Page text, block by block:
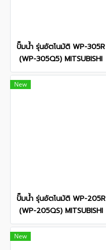
ปั๊มน้ำ รุ่นอัตโนมัติ WP-305R
(WP-305Q5) MITSUBISHI
New
ปั๊มน้ำ รุ่นอัตโนมัติ WP-205R
(WP-205QS) MITSUBISHI
New